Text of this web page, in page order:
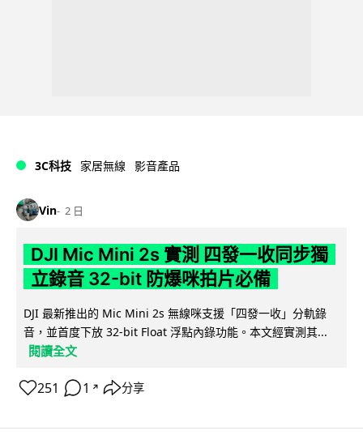
3C科技 家居無線 影音產品
Vin 2 日
DJI Mic Mini 2s 實測 四發一收同步獨
立錄音 32-bit 防爆咪拍片必備
DJI 最新推出的 Mic Mini 2s 無線咪支援「四發一收」分軌錄
音，並首度下放 32-bit Float 浮點內錄功能。本文經實測其...
閱讀全文
251 1 ↗ 分享